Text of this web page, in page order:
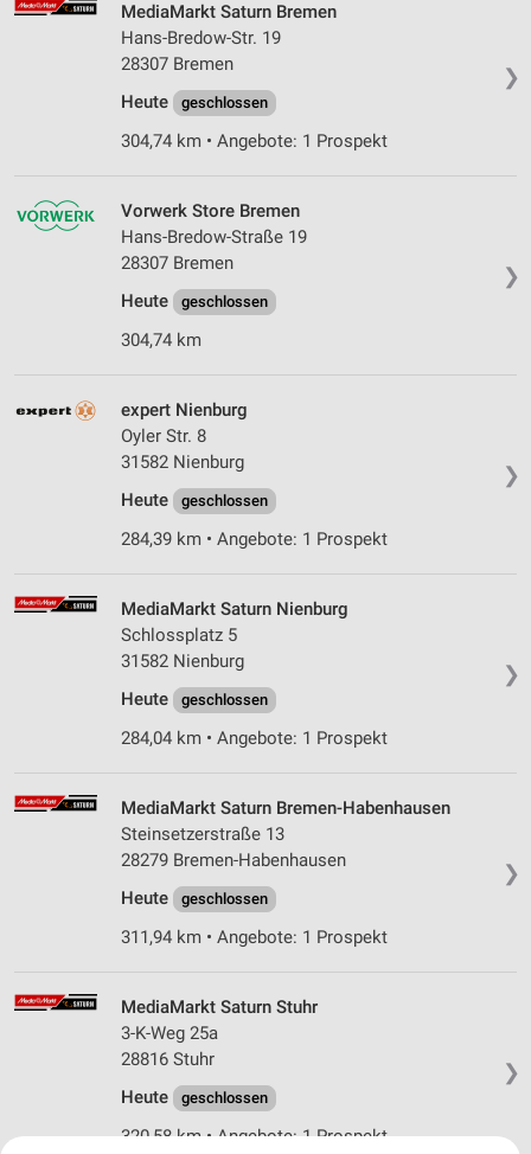
❯
MediaMarkt Saturn Bremen
Hans-Bredow-Str. 19
28307 Bremen
Heute
geschlossen
304,74 km • Angebote: 1 Prospekt
❯
Vorwerk Store Bremen
Hans-Bredow-Straße 19
28307 Bremen
Heute
geschlossen
304,74 km
❯
expert Nienburg
Oyler Str. 8
31582 Nienburg
Heute
geschlossen
284,39 km • Angebote: 1 Prospekt
❯
MediaMarkt Saturn Nienburg
Schlossplatz 5
31582 Nienburg
Heute
geschlossen
284,04 km • Angebote: 1 Prospekt
❯
MediaMarkt Saturn Bremen-Habenhausen
Steinsetzerstraße 13
28279 Bremen-Habenhausen
Heute
geschlossen
311,94 km • Angebote: 1 Prospekt
❯
MediaMarkt Saturn Stuhr
3-K-Weg 25a
28816 Stuhr
Heute
geschlossen
320,58 km • Angebote: 1 Prospekt